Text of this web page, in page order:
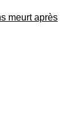
meurt après